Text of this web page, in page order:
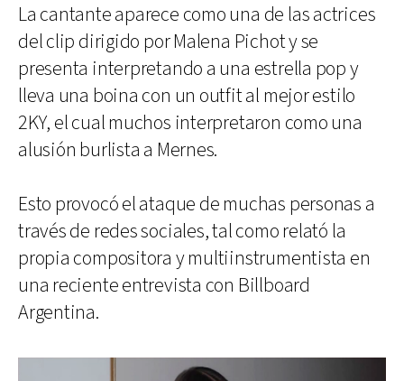
La cantante aparece como una de las actrices
del clip dirigido por Malena Pichot y se
presenta interpretando a una estrella pop y
lleva una boina con un outfit al mejor estilo
2KY, el cual muchos interpretaron como una
alusión burlista a Mernes.
Esto provocó el ataque de muchas personas a
través de redes sociales, tal como relató la
propia compositora y multiinstrumentista en
una reciente entrevista con Billboard
Argentina.